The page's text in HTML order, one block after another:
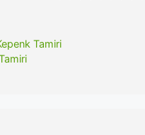
Tamiri